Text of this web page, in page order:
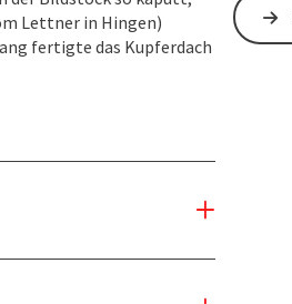
Lettner in Hingen)
fertigte das Kupferdach